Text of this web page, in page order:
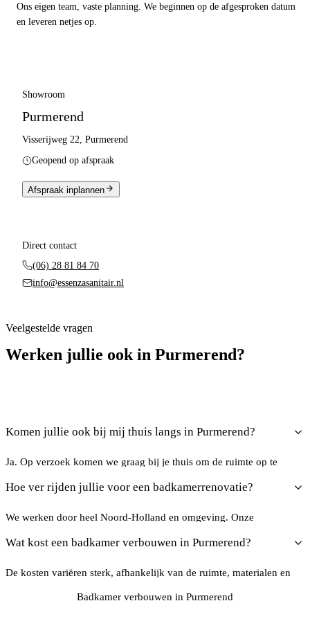
Ons eigen team, vaste planning. We beginnen op de afgesproken datum
en leveren netjes op.
Showroom
Purmerend
Visserijweg 22, Purmerend
Geopend op afspraak
Afspraak inplannen
Direct contact
(06) 28 81 84 70
info@essenzasanitair.nl
Veelgestelde vragen
Werken jullie ook in Purmerend?
Komen jullie ook bij mij thuis langs in Purmerend?
Ja. Op verzoek komen we graag bij je thuis om de ruimte op te
meten en de mogelijkheden te bespreken. Zo maken we een ontwerp
Hoe ver rijden jullie voor een badkamerrenovatie?
We werken door heel Noord-Holland en omgeving. Onze
dichtstbijzijnde showroom voor Purmerend is in Purmerend. Vanuit
Wat kost een badkamer verbouwen in Purmerend?
De kosten variëren sterk, afhankelijk van de ruimte, materialen en
uitvoering. We maken altijd een offerte op maat. Kom langs in onze
Badkamer verbouwen in Purmerend